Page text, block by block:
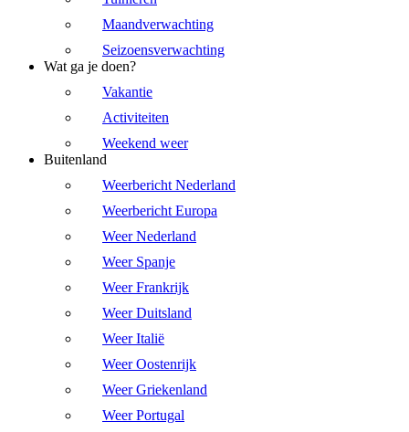
Maandverwachting
Seizoensverwachting
Wat ga je doen?
Vakantie
Activiteiten
Weekend weer
Buitenland
Weerbericht Nederland
Weerbericht Europa
Weer Nederland
Weer Spanje
Weer Frankrijk
Weer Duitsland
Weer Italië
Weer Oostenrijk
Weer Griekenland
Weer Portugal